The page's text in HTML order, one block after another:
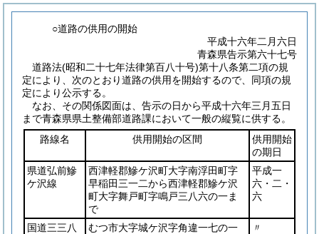
○道路の供用の開始
平成十六年二月六日
青森県告示第六十七号
道路法(昭和二十七年法律第百八十号)第十八条第二項の規
定により、次のとおり道路の供用を開始するので、同項の規
定により公示する。
なお、その関係図面は、告示の日から平成十六年三月五日
まで青森県県土整備部道路課において一般の縦覧に供する。
路線名
供用開始の区間
供用開始
の期日
県道弘前鰺
ケ沢線
西津軽郡鰺ケ沢町大字南浮田町字
早稲田三一二から西津軽郡鰺ケ沢
町大字舞戸町字鳴戸三八六の一ま
で
平成一
六・二・
六
国道三三八
むつ市大字城ケ沢字角違一七の一
〃